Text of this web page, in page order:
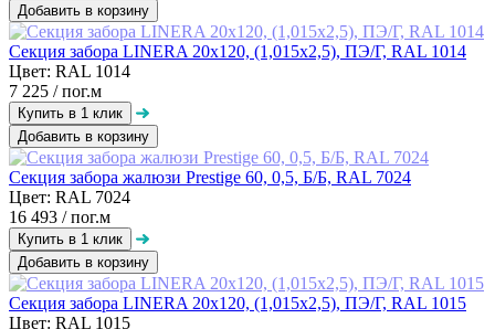
Добавить в корзину
Секция забора LINERA 20х120, (1,015х2,5), ПЭ/Г, RAL 1014
Цвет: RAL 1014
7 225 / пог.м
Добавить в корзину
Секция забора жалюзи Prestige 60, 0,5, Б/Б, RAL 7024
Цвет: RAL 7024
16 493 / пог.м
Добавить в корзину
Секция забора LINERA 20х120, (1,015х2,5), ПЭ/Г, RAL 1015
Цвет: RAL 1015